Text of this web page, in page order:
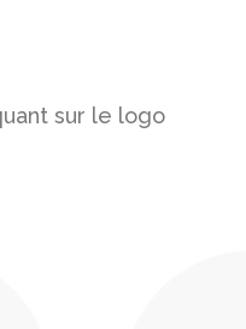
sur le logo